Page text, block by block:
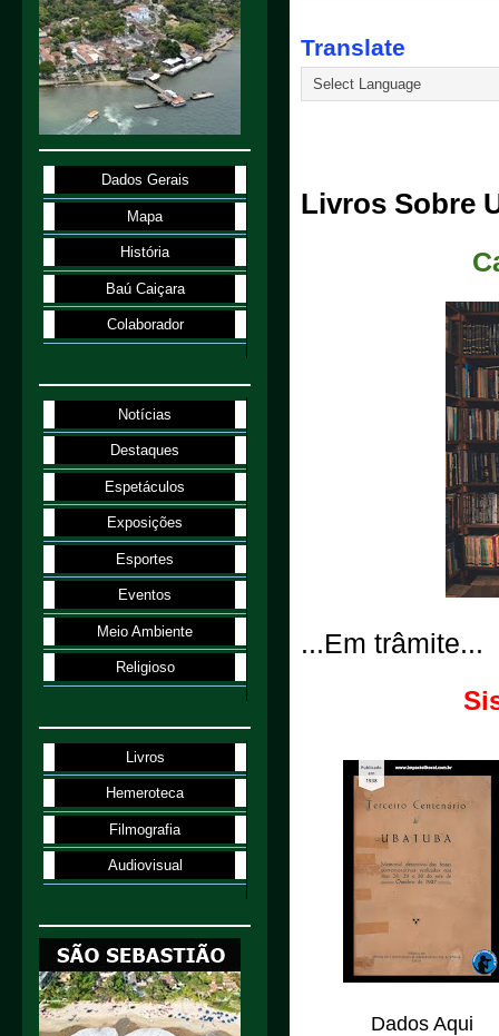
Translate
Livros Sobre
...Em trâmite...
Dados Aqui
Dados Gerais
Mapa
História
Baú Caiçara
Colaborador
Notícias
Destaques
Espetáculos
Exposições
Esportes
Eventos
Meio Ambiente
Religioso
Livros
Hemeroteca
Filmografia
Audiovisual